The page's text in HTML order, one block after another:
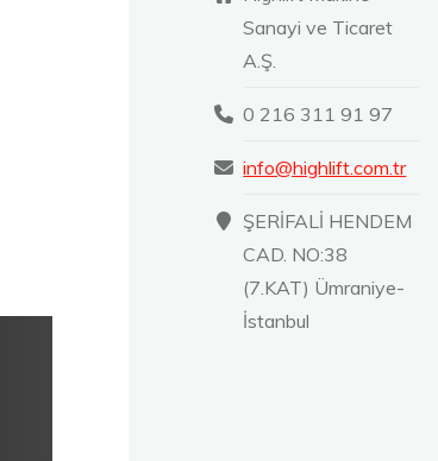
Sanayi ve Ticaret
A.Ş.
0 216 311 91 97
info@highlift.com.tr
ŞERİFALİ HENDEM
CAD. NO:38
(7.KAT) Ümraniye-
İstanbul